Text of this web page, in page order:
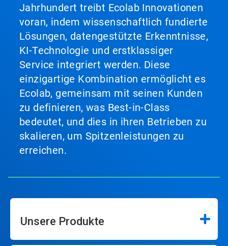
Jahrhundert treibt Ecolab Innovationen
voran, indem wissenschaftlich fundierte
Lösungen, datengestützte Erkenntnisse,
KI-Technologie und erstklassiger
Service integriert werden. Diese
einzigartige Kombination ermöglicht es
Ecolab, gemeinsam mit seinen Kunden
zu definieren, was Best-in-Class
bedeutet, und dies in ihren Betrieben zu
skalieren, um Spitzenleistungen zu
erreichen.
Unsere Produkte